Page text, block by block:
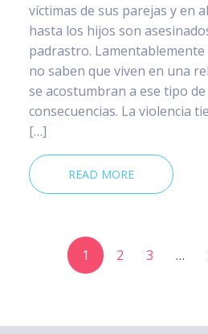
víctimas de sus parejas y en
hasta los hijos son
padrastro.
no saben que viven en una
se acostumbran a ese tipo
consecuencias. La violencia
[…]
READ MORE
1 2 3 …